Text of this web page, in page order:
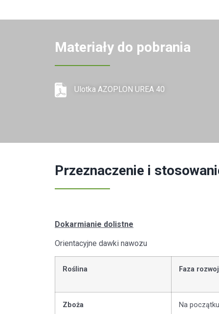
Materiały do pobrania
Ulotka AZOPLON UREA 40
Przeznaczenie i
Dokarmianie dolistne
Orientacyjne dawki nawozu
Roślina Faza
Zboża Na